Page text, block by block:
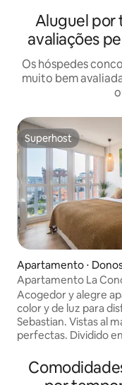
Aluguel por
avaliações
Os hóspedes
muito bem
Superhost
Superhost
Apartamento ⋅
n Sebastian
Apartamento La
estúdio La Concha
Acogedor y alegre
color y de luz para
Sebastian. Vistas al mar.
perfectas. Dividido
salón comedor
cómodo y cuadros